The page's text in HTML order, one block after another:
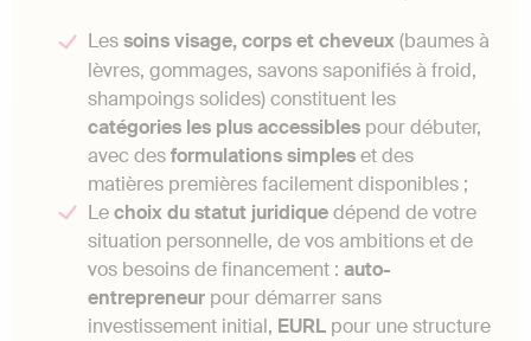
Lessoins visage, corps et cheveux(baumes à
lèvres, gommages, savons saponifiés à froid,
shampoings solides) constituent les
catégories les plus accessibles pour débuter,
avec desformulations simpleset des
matières premières facilement disponibles ;
Lechoix du statut juridiquedépend de votre
situation personnelle, de vos ambitions et de
vos besoins de financement : auto-
entrepreneur pour démarrer sans
investissement initial, EURL pour une structure